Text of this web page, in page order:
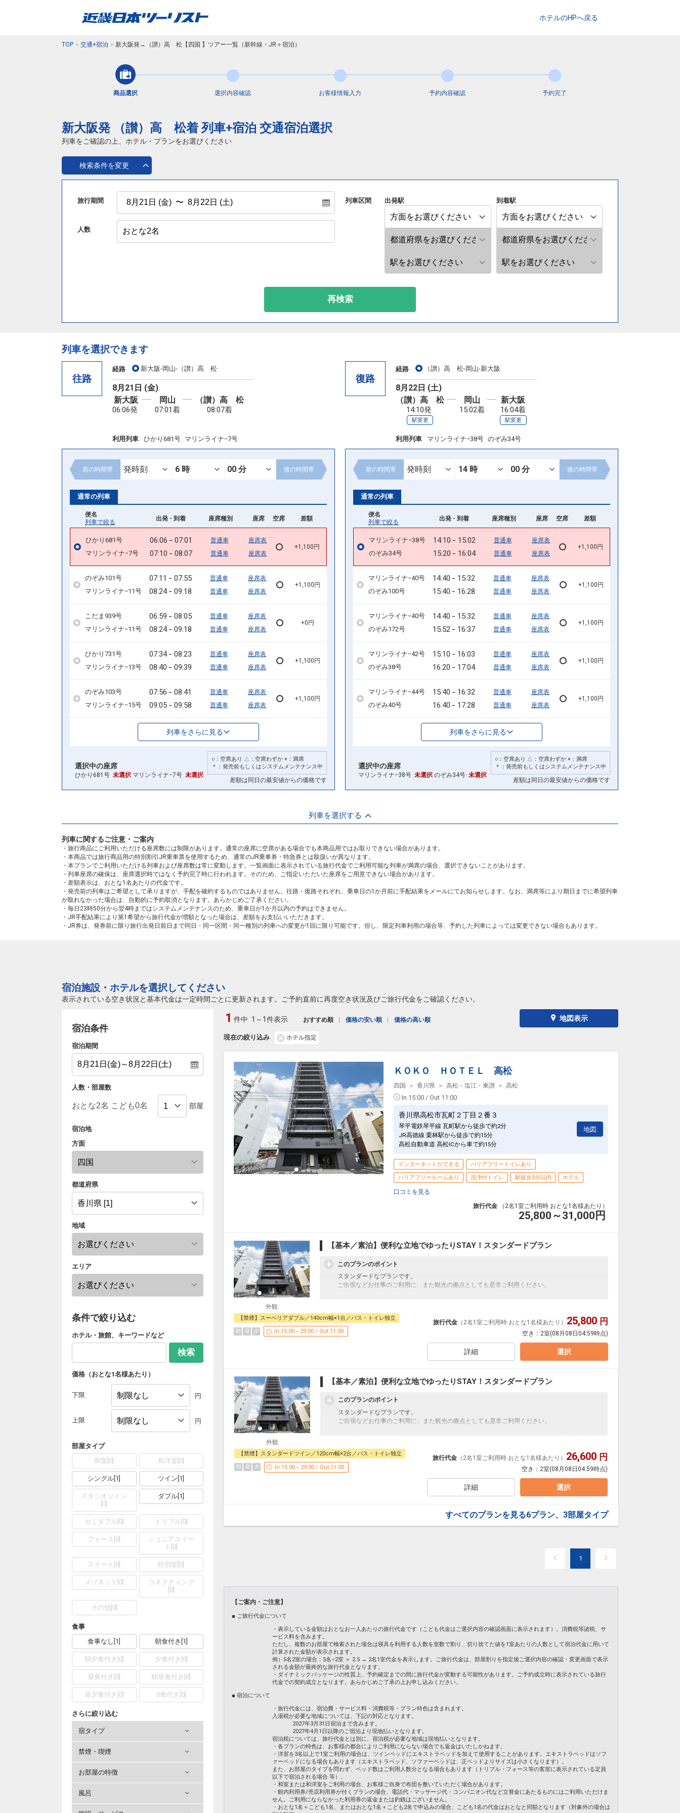
ホテルのHPへ戻る
TOP 交通+宿泊 新大阪発→（讃）高 松【四国 】ツアー一覧（新幹線・JR＋宿泊）
商品選択 選択内容確認 お客様情報 入力 予約内容確認 予約完了
新大阪発 （讃）高 松着 列車+宿泊 交通宿泊選択
列車をご確認の上、ホテル・プランをお選びください
検索条件を変更
旅行期間
人数
列車区間 出発駅 到着駅
再検索
列車を選択できます
往路
経路 新大阪-岡山-（讃）高 松
8月21日 (金)
新大阪
06:06発
岡山
07:01着
（讃）高 松
08:07着
利用列車 ひかり681号 マリンライナ−7号
前の時間帯 後の時間帯
通常の列車
便名
列車で絞る
出発 - 到着 座席種別 座席 空席 差額
ひかり681号 06:06 07:01 普通車 座席表
マリンライナ−7号 07:10 08:07 普通車 座席表
+1,100円
のぞみ101号 07:11 07:55 普通車 座席表
マリンライナ−11号 08:24 09:18 普通車 座席表
+1,100円
こだま939号 06:59 08:05 普通車 座席表
マリンライナ−11号 08:24 09:18 普通車 座席表
+0円
ひかり731号 07:34 08:23 普通車 座席表
マリンライナ−13号 08:40 09:39 普通車 座席表
+1,100円
のぞみ103号 07:56 08:41 普通車 座席表
マリンライナ−15号 09:05 09:58 普通車 座席表
+1,100円
列車をさらに見る
○：空席あり △：空席わずか ×：満席
＊：発売前もしくはシステムメンテナンス中
差額は同日の最安値からの価格です
選択中の座席
ひかり681号 未選択 マリンライナ−7号 未選択
復路
経路 （讃）高 松-岡山-新大阪
8月22日 (土)
（讃）高 松
14:10発
駅変更
岡山
15:02着
新大阪
16:04着
駅変更
利用列車 マリンライナ−38号 のぞみ34号
前の時間帯 後の時間帯
通常の列車
便名
列車で絞る
出発 - 到着 座席種別 座席 空席 差額
マリンライナ−38号 14:10 15:02 普通車 座席表
のぞみ34号 15:20 16:04 普通車 座席表
+1,100円
マリンライナ−40号 14:40 15:32 普通車 座席表
のぞみ100号 15:40 16:28 普通車 座席表
+1,100円
マリンライナ−40号 14:40 15:32 普通車 座席表
のぞみ172号 15:52 16:37 普通車 座席表
+1,100円
マリンライナ−42号 15:10 16:03 普通車 座席表
のぞみ38号 16:20 17:04 普通車 座席表
+1,100円
マリンライナ−44号 15:40 16:32 普通車 座席表
のぞみ40号 16:40 17:28 普通車 座席表
+1,100円
列車をさらに見る
○：空席あり △：空席わずか ×：満席
＊：発売前もしくはシステムメンテナンス中
差額は同日の最安値からの価格です
選択中の座席
マリンライナ−38号 未選択 のぞみ34号 未選択
列車を選択する
列車に関するご注意・ご案内
・旅行商品にご利用いただける座席数には制限があります。通常の座席に空席がある場合でも本商品用ではお取りできない場合があります。
・本商品では旅行商品用の特別割引JR乗車票を使用するため、通常のJR乗車券・特急券とは取扱いが異なります。
・本プランでご利用いただける列車および座席数は常に変動します。一覧画面に表示されている旅行代金でご利用可能な列車が満席の場合、選択できないことがあります。
・列車座席の確保は、座席選択時ではなく予約完了時に行われます。そのため、ご指定いただいた座席をご用意できない場合があります。
・差額表示は、おとな1名あたりの代金です。
・発売前の列車はご希望として承りますが、手配を確約するものではありません。往路・復路それぞれ、乗車日の1か月前に手配結果をメールにてお知らせします。なお、満席等により期日までに希望列車
が取れなかった場合は、自動的に予約取消となります。あらかじめご了承ください。
・毎日23時50分から翌4時まではシステムメンテナンスのため、乗車日が1か月以内の予約はできません。
・JR手配結果により第1希望から旅行代金が増額となった場合は、差額をお支払いいただきます。
・JR券は、発券前に限り旅行出発日前日まで同日・同一区間・同一種別の列車への変更が1回に限り可能です。但し、限定列車利用の場合等、予約した列車によっては変更できない場合もあります。
宿泊施設・ホテルを選択してください
表示されている空き状況と基本代金は一定時間ごとに更新されます。ご予約直前に再度空き状況及びご旅行代金をご確認ください。
宿泊条件
宿泊期間
人数・部屋数
部屋
宿泊地
方面
都道府県
地域
エリア
条件で絞り込む
ホテル・旅館、キーワードなど
検索
価格（おとな1名様あたり）
下限 円
上限 円
部屋タイプ
和室 0 和洋室 0
シングル 1 ツイン 1
スタジオツイン
0
ダブル 1
セミダブル[ 0] トリプル[ 0]
フォース 0
ジュニアスイー
ト 0
スイート 0 特別室 0
メゾネット 0]
コネクティング
0]
その他[ 0]
食事
食事なし 1 朝食付き 1
朝夕食付き 0] 夕食付き 0]
昼食付き 0 朝昼食付き 0
昼夕食付き 0] 3食付き 0]
さらに絞り込む
宿タイプ
禁煙・喫煙
お部屋の特徴
風呂
地図表示
現在の絞り込み ホテル指定
1 件中 1～1件表示 おすすめ順 価格の安い順 価格の高い順
ＫＯＫＯ ＨＯＴＥＬ 高松
四国 香川県 高松・塩江・東讃 高松
In 15:00 / Out 11:00
香川県高松市瓦町２丁目２番３
琴平電鉄琴平線 瓦町駅から徒歩で約2分
JR高徳線 栗林駅から徒歩で約15分
高松自動車道 高松ICから車で約15分
地図
インターネットができる
バリアフリートイレあり
バリアフリールームあり
洗浄付トイレ 駅徒歩5分以内 ホテル
口コミを見る
旅行代金 （2名1室ご利用時 おとな1名様あたり）
25,800～31,000 円
外観
【基本／素泊】便利な立地でゆったりSTAY！スタンダードプラン
このプランのポイント
スタンダードなプランです。
ご出張などお仕事のご利用に、また観光の拠点としても是非ご利用ください。
にぎやかな街から一歩入ると木のぬくもりあふれる洗練された空間が皆様をお出迎え。開放的な
ロビーに設置された格子枠やベンチシートは、心安らぐ木の素材を使用し和の雰囲気を演出。客
室には随所に木の温かみが感じられるデザインが施され、まるで我が家に帰ったかのようなリラ
ックスできる空間に。 プラスαのサービス、ホテルならではの非日常感を感じながらも 人の笑顔
と自然素材のぬくもりで安らぎのひと時をお過ごしいただけます。
■交通アクセス
JR 高松駅より車で約5分
高松空港リムジンバス「高松駅行き」乗車、「瓦町駅」降車徒歩2分
高松自動車道 高松ICより約15分
・2泊～3泊のお客様
滞在中の客室清掃はございません。新しいバスタオル・フェイスタオルのみお部屋の前にご用意
いたします。
・4泊以上のお客様
それ以外のお日にちは、新しいバスタオル・フェイスタオルのみお部屋の前にご用意いたしま
設定期間：2021年12月26日～2026年10月31日
【禁煙】スーペリアダブル／140cm幅×1台／バス・トイレ独立
朝
昼 夕 In 15:00～29:00 / Out 11:00
旅行代金 （2名1室ご利用時 おとな1名様あたり） 25,800 円
空き： 2室(08月08日04:59時点)
詳細 選択
外観
【基本／素泊】便利な立地でゆったりSTAY！スタンダードプラン
このプランのポイント
スタンダードなプランです。
ご出張などお仕事のご利用に、また観光の拠点としても是非ご利用ください。
にぎやかな街から一歩入ると木のぬくもりあふれる洗練された空間が皆様をお出迎え。開放的な
ロビーに設置された格子枠やベンチシートは、心安らぐ木の素材を使用し和の雰囲気を演出。客
室には随所に木の温かみが感じられるデザインが施され、まるで我が家に帰ったかのようなリラ
ックスできる空間に。 プラスαのサービス、ホテルならではの非日常感を感じながらも 人の笑顔
と自然素材のぬくもりで安らぎのひと時をお過ごしいただけます。
それ以外のお日にちは、新しいバスタオル・フェイスタオルのみお部屋の前にご用意いたしま
歯ブラシなどのアメニティは、アメニティバイキングをご利用ください。
設定期間：2021年12月26日～2026年10月31日
インターネットコース番号：DP-2-200000006247
【禁煙】スタンダードツイン／120cm幅×2台／バス・トイレ独立
朝
昼 夕 In 15:00～29:00 / Out 11:00
旅行代金 （2名1室ご利用時 おとな1名様あたり） 26,600 円
空き： 2室(08月08日04:59時点)
詳細 選択
すべてのプランを見る6プラン、3部屋タイプ
1
【ご案内・ご注意】
■ ご旅行代金について
・表示している金額はおとなお一人あたりの旅行代金です（こども代金はご選択内容の確認画面に表示されます）。消費税等諸税、サ
ービス料を含みます。
ただし、複数のお部屋で検索された場合は寝具を利用する人数を室数で割り、切り捨てた値を1室あたりの人数として宿泊代金に用いて
計算された金額が表示されます。
例）5名2室の場合：5名÷2室 ＝ 2.5 → 2名1室代金を表示します。ご旅行代金は、部屋割りを指定後ご選択内容の確認・変更画面で表示
される金額が最終的な旅行代金となります。
・ダイナミックパッケージの性質上、予約確定までの間に旅行代金が変動する可能性があります。ご予約成立時に表示されている旅行
代金での契約成立となります。あらかじめご了承の上お申し込みください。
■ 宿泊について
・旅行代金には、宿泊費・サービス料・消費税等・プラン特色は含まれます。
入湯税が必要な地域については、下記の対応となります。
2027年3月31日宿泊まで含みます。
2027年4月1日以降のご宿泊より現地払いとなります。
宿泊税については、旅行代金とは別に、宿泊税が必要な地域は現地払いとなります。
・各プランの特色は、お客様の都合によりご利用にならない場合でも返金はいたしかねます。
・洋室を3名以上で1室ご利用の場合は、ツインベッドにエキストラベッドを加えて使用することがあります。エキストラベッドはソフ
ァーベッドになる場合もあります（エキストラベッド、ソファーベッドは、正ベッドよりサイズは小さくなります）。
また、お部屋のタイプを問わず、ベッド数はご利用人数分となる場合もあります（トリプル・フォース等の客室に表示されている定員
以下で宿泊される場合 等）。
・和室または和洋室をご利用の場合、お客様ご自身で布団を敷いていただく場合があります。
・館内利用券/売店利用券が付くプランの場合、電話代・マッサージ代・コンパニオン代など立替金にあたるものにはご利用いただけま
せん。ご利用にならなかった利用券の返金または釣銭はございません。
・おとな1名＋こども1名、またはおとな1名＋こども2名で申込みの場合、こども1名の代金はおとなと同額となります（対象外の場合は